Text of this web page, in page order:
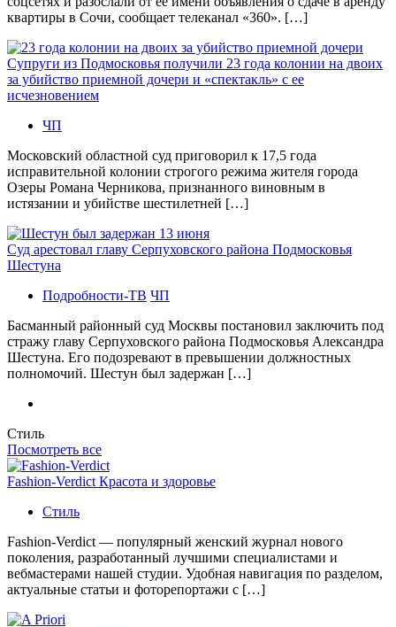
квартиры в Сочи, сообщает телеканал «360». […]
Супруги из Подмосковья получили 23 года колонии на двоих
за убийство приемной дочери и «спектакль» с ее
исчезновением
ЧП
Московский областной суд приговорил к 17,5 года
исправительной колонии строгого режима жителя города
Озеры Романа Черникова, признанного виновным в
истязании и убийстве шестилетней […]
Суд арестовал главу Серпуховского района Подмосковья
Шестуна
Подробности-ТВ ЧП
Басманный районный суд Москвы постановил заключить под
стражу главу Серпуховского района Подмосковья Александра
Шестуна. Его подозревают в превышении должностных
полномочий. Шестун был задержан […]
Стиль
Посмотреть все
Fashion-Verdict Красота и здоровье
Стиль
Fashion-Verdict — популярный женский журнал нового
поколения, разработанный лучшими специалистами и
вебмастерами нашей студии. Удобная навигация по разделом,
актуальные статьи и фоторепортажи с […]